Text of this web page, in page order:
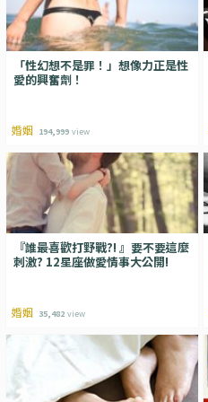
「性幻想不是罪！」想像力正是性
愛的興奮劑！
婚姻 194,999 view
『誰最喜歡打野戰?! 』要不要這麼
刺激? 12星座做愛情事大公開!
婚姻 35,482 view